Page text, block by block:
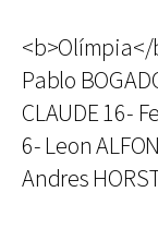
<b>Olímpia</
Pablo
CLAUDE 16-
6- Leon
Andres